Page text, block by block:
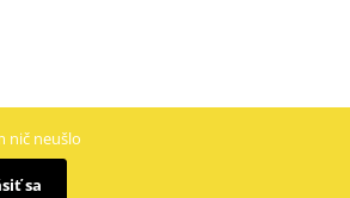
nič neušlo
sa